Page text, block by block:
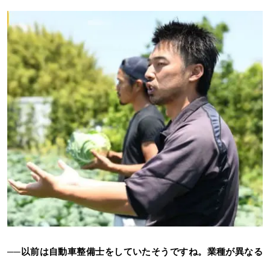
──以前は自動車整備士をしていたそうですね。業種が異なる